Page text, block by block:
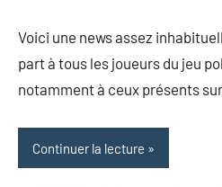
2018
Voici une news assez
part à tous les joueurs du jeu
notamment à ceux présents
Continuer la lecture